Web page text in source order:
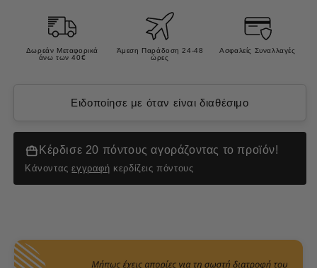
BALL
TUGGER
ΠΑΙΧΝΙΔΙ
ΣΚΥΛΟΥ
TUGGER
ΠΑΙΧΝΙΔΙ
SMALL
Δωρεάν Μεταφορικά
άνω των 40€
Άμεση Παράδοση 24-48
ώρες
Ασφαλείς Συναλλαγές
Ειδοποίησε με όταν είναι διαθέσιμο
Κέρδισε 20 πόντους αγοράζοντας το προϊόν!
Κάνονταςεγγραφή κερδίζεις πόντους